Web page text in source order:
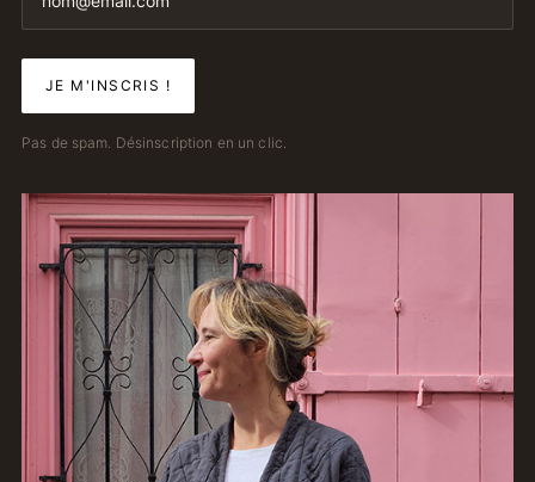
Pas de spam. Désinscription en un clic.